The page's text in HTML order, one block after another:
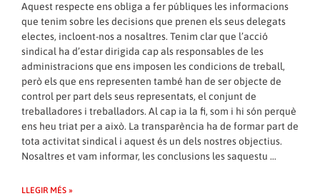
Aquest respecte ens obliga a fer públiques les informacions
que tenim sobre les decisions que prenen els seus delegats
electes, incloent-nos a nosaltres. Tenim clar que l’acció
sindical ha d’estar dirigida cap als responsables de les
administracions que ens imposen les condicions de treball,
però els que ens representen també han de ser objecte de
control per part dels seus representats, el conjunt de
treballadores i treballadors. Al cap ia la fi, som i hi són perquè
ens heu triat per a això. La transparència ha de formar part de
tota activitat sindical i aquest és un dels nostres objectius.
Nosaltres et vam informar, les conclusions les saquestu …
LLEGIR MÉS »